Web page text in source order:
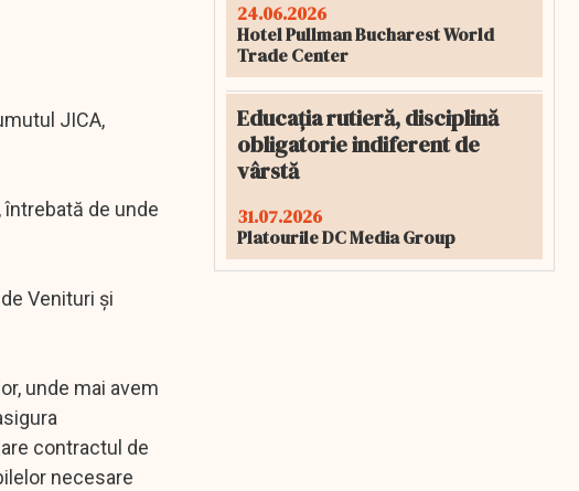
JICA,
de unde
Venituri şi
unde mai avem
contractul de
necesare
24.06.2026
Hotel Pullman Bucharest World
Trade Center
Educația rutieră, disciplină
obligatorie indiferent de
vârstă
31.07.2026
Platourile DC Media Group